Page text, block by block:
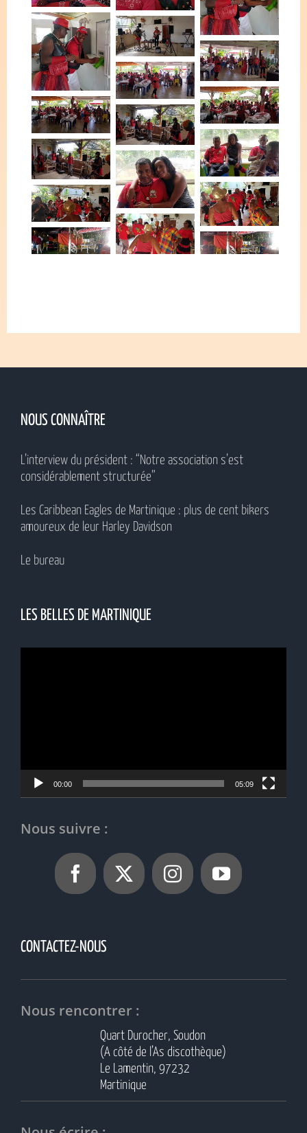
NOUS CONNAÎTRE
L’interview du président : “Notre association s’est
considérablement structurée”
Les Caribbean Eagles de Martinique : plus de cent bikers
amoureux de leur Harley Davidson
Le bureau
LES BELLES DE MARTINIQUE
00:00 05:09
Nous suivre :
CONTACTEZ-NOUS
Nous rencontrer :
Quart Durocher, Soudon
(A côté de l’As discothèque)
Le Lamentin, 97232
Martinique